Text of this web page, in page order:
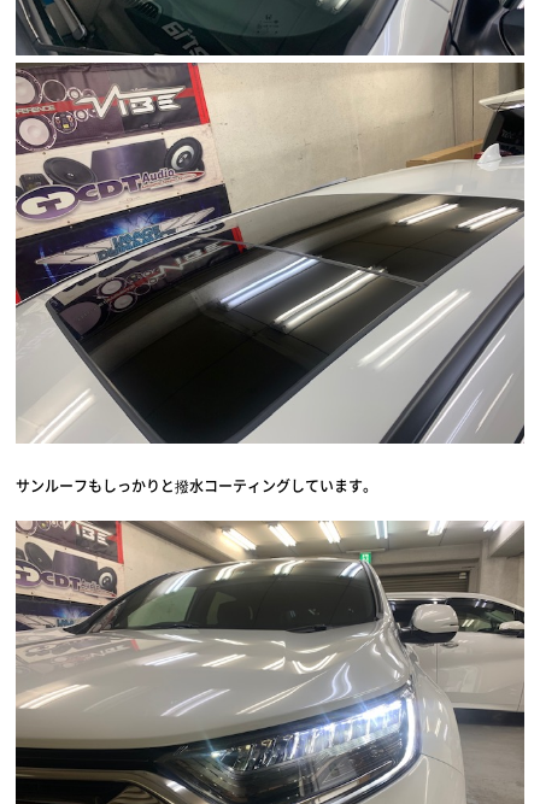
サンルーフもしっかりと撥水コーティングしています。